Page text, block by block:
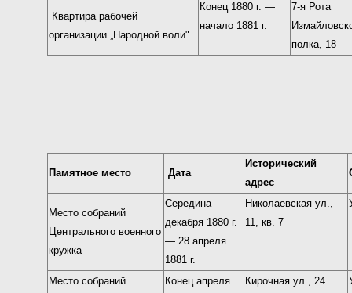
Квартира рабочей
организации „Народной воли"
Конец 1880 г. —
начало 1881 г.
7-я Рота
полка, 18
Памятное место Дата
Исторический
адрес
Место собраний
Центрального военного
кружка
Середина
декабря 1880 г.
— 28 апреля
1881 г.
Николаевская ул.,
11, кв. 7
Место собраний
Конец апреля
Кирочная ул., 24